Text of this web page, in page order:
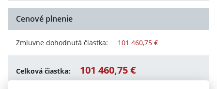
Cenové plnenie
Zmluvne dohodnutá čiastka: 101 460,75 €
Celková čiastka: 101 460,75 €